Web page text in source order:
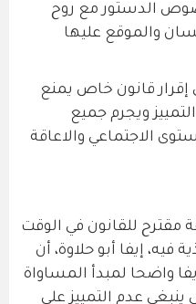
الدستور مع روح
والموقع عليها
قانون خاص يمنع
ويجرم جميع
الاجتماعي والاعاقة
مقترح للقانون في الوقت
فيه، إيفا أبو حلاوة، أن
واضحا لمبدأ المساواة
ينبغي عدم التمييز على